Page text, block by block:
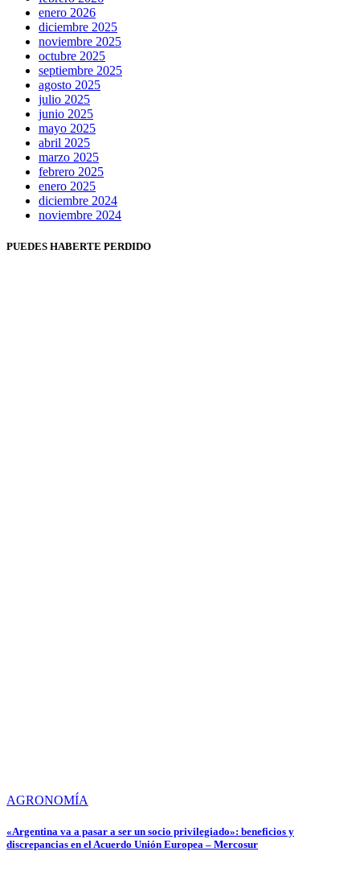
enero 2026
diciembre 2025
noviembre 2025
octubre 2025
septiembre 2025
agosto 2025
julio 2025
junio 2025
mayo 2025
abril 2025
marzo 2025
febrero 2025
enero 2025
diciembre 2024
noviembre 2024
PUEDES HABERTE PERDIDO
AGRONOMÍA
«Argentina va a pasar a ser un socio privilegiado»: beneficios y
discrepancias en el Acuerdo Unión Europea – Mercosur